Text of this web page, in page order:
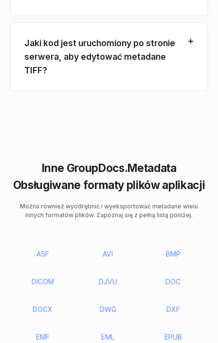
Jaki kod jest uruchomiony po stronie
serwera, aby edytować metadane
TIFF?
Inne GroupDocs.Metadata
Obsługiwane formaty plików aplikacji
Można również wyodrębnić i wyeksportować metadane wielu
innych formatów plików. Zapoznaj się z pełną listą poniżej.
ASF AVI BMP
DICOM DJVU DOC
DOCX DWG DXF
EMF EML EPUB